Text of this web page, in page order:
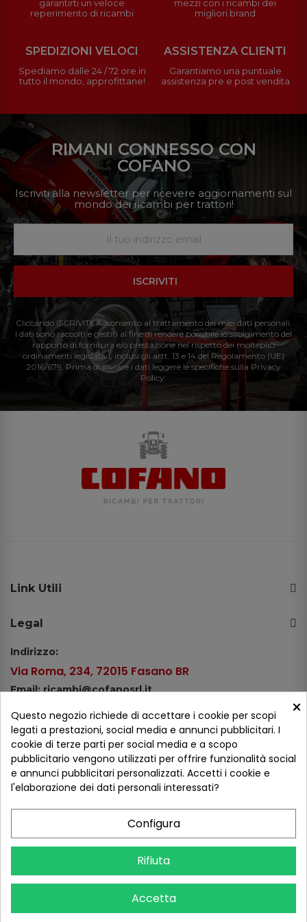
garantirti un veloce
reperimento di ricambi
mezzi con i ricambi dei
migliori brand
SPEDIZIONI VELOCI
Spediamo dalle 24 / 72 ore in
tutto il mondo, approfittane!
ASSISTENZA CLIENTI
Garantiamo una puntuale
assistenza pre e post vendita
RIMANI CONNESSO CON
COFANO
Iscriviti alla newsletter per ricevere aggiornamenti sul
mondo dei ricambi per trattori!
ISCRIVITI
Cliccando ISCRIVITI: Acconsento al trattamento dei miei dati personali.
I dati sono raccolti e gestiti al fine di rendere possibile lo svolgimento del
rapporto di fornitura e/o prestazione nel rispetto dei molteplici
ordinamenti legislativi, inclusi gli artt. 13 e 14 del Regolamento (UE)
2016/679. Prima di inviare i dati leggere le specifiche sulla Privacy
Policy.
Link Utili
Legal
Indirizzo:
Via Roma, 234, 72015 Fasano BR
Email: ricambi@cofanosrl.it
Tel.: +39 080 44 13 478
WhatsApp: +39 334 98 51 100
Metodi di pagamento
×
Questo negozio richiede di accettare i cookie per scopi
legati a prestazioni, social media e annunci pubblicitari. I
cookie di terze parti per social media e a scopo
pubblicitario vengono utilizzati per offrire funzionalità social
e annunci pubblicitari personalizzati. Accetti i cookie e
l'elaborazione dei dati personali interessati?
Configura
Rifiuta
Accetta